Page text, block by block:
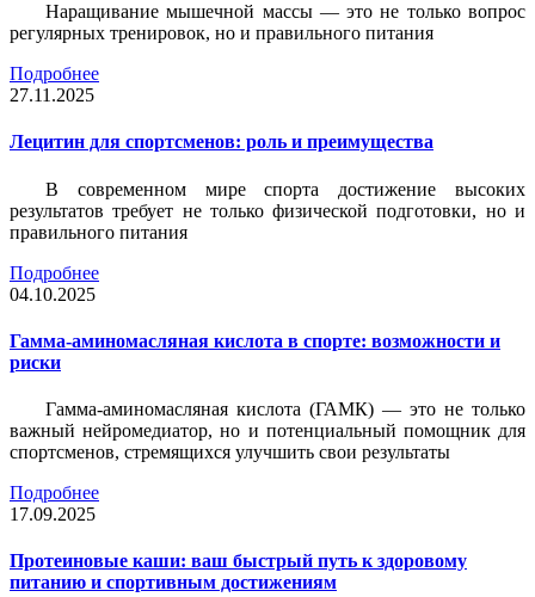
Наращивание мышечной массы — это не только вопрос
регулярных тренировок, но и правильного питания
Подробнее
27.11.2025
Лецитин для спортсменов: роль и преимущества
В современном мире спорта достижение высоких
результатов требует не только физической подготовки, но и
правильного питания
Подробнее
04.10.2025
Гамма-аминомасляная кислота в спорте: возможности и
риски
Гамма-аминомасляная кислота (ГАМК) — это не только
важный нейромедиатор, но и потенциальный помощник для
спортсменов, стремящихся улучшить свои результаты
Подробнее
17.09.2025
Протеиновые каши: ваш быстрый путь к здоровому
питанию и спортивным достижениям